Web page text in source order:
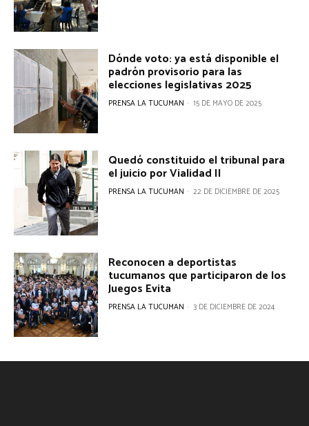
Dónde voto: ya está disponible el
padrón provisorio para las
elecciones legislativas 2025
PRENSA LA TUCUMAN - 15 DE MAYO DE 2025
Quedó constituido el tribunal para
el juicio por Vialidad II
PRENSA LA TUCUMAN - 22 DE DICIEMBRE DE 2025
Reconocen a deportistas
tucumanos que participaron de los
Juegos Evita
PRENSA LA TUCUMAN - 3 DE DICIEMBRE DE 2024